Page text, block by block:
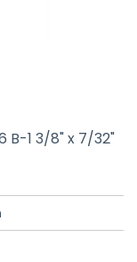
B-1 3/8" x 7/32"